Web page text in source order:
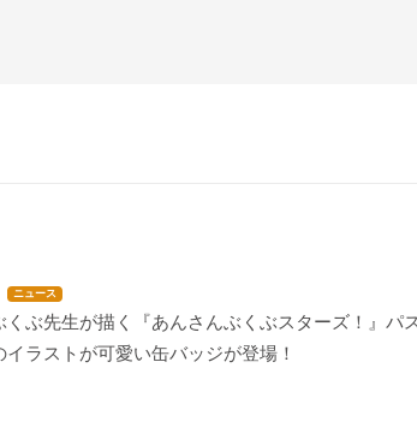
ニュース
くぶ先生が描く『あんさんぶくぶスターズ！』パ
イラストが可愛い缶バッジが登場！